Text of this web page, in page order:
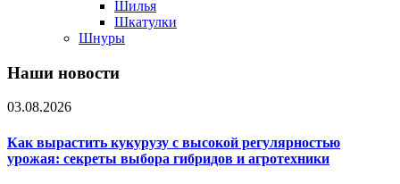
Шилья
Шкатулки
Шнуры
Наши новости
03.08.2026
Как вырастить кукурузу с высокой регулярностью
урожая: секреты выбора гибридов и агротехники